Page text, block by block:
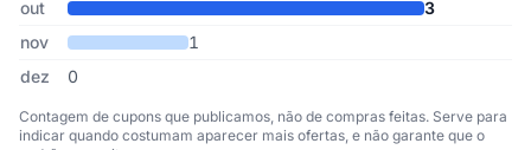
out
3
nov
1
dez
0
Contagem de cupons que publicamos, não de compras feitas. Serve para
indicar quando costumam aparecer mais ofertas, e não garante que o